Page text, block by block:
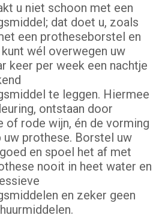
u niet schoon met een
dat doet u, zoals
een protheseborstel en
wél overwegen uw
keer per week een nachtje
te leggen. Hiermee
ontstaan door
of rode wijn, én de vorming
uw prothese. Borstel uw
en spoel het af met
nooit in heet water en
en zeker geen